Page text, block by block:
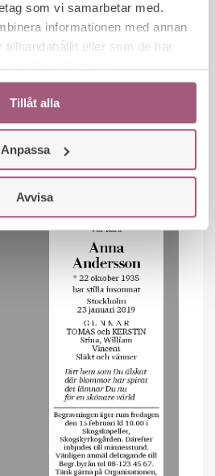
som vi samarbetar med.
informationen med annan
tillhandahållit eller som de har
Tillåt alla
Anpassa
Avvisa